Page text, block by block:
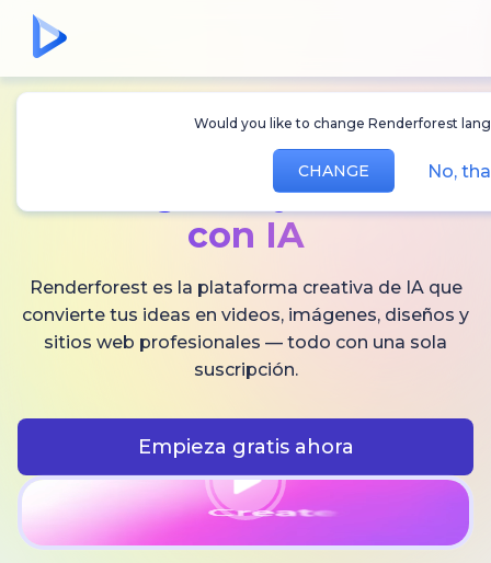
Would you like to change Renderforest
CHANGE No,
videos,
y audio
con IA
Renderforest es la plataforma creativa de IA que
convierte tus ideas en videos, imágenes, diseños y
sitios web profesionales — todo con una sola
suscripción.
Empieza gratis ahora